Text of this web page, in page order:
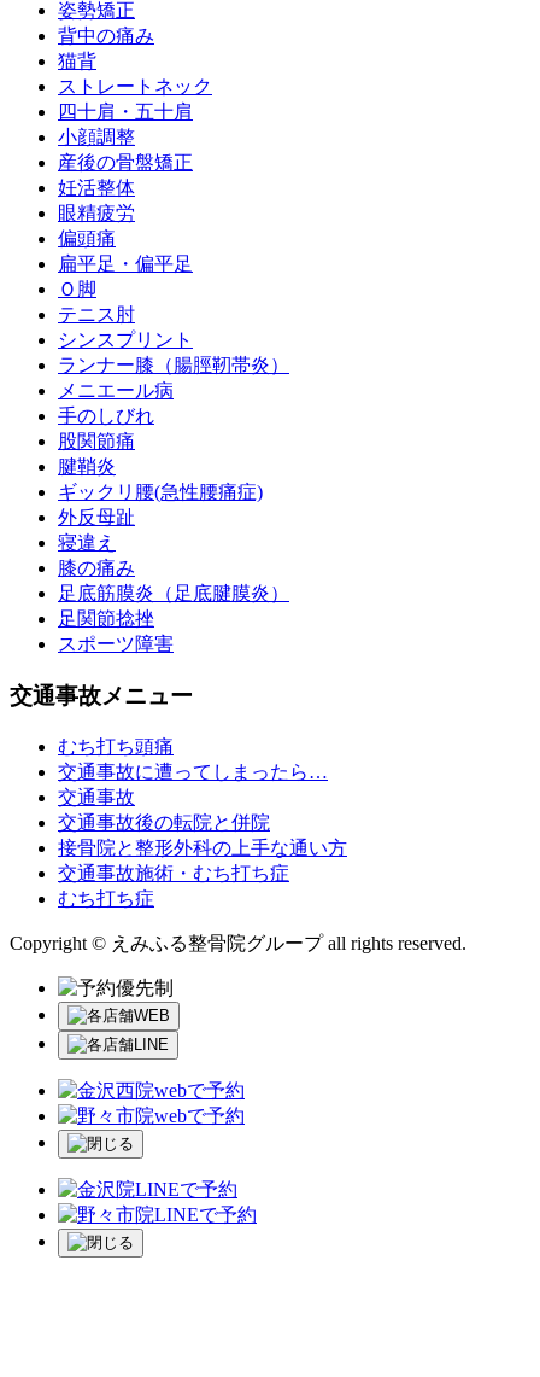
姿勢矯正
背中の痛み
猫背
ストレートネック
四十肩・五十肩
小顔調整
産後の骨盤矯正
妊活整体
眼精疲労
偏頭痛
扁平足・偏平足
Ｏ脚
テニス肘
シンスプリント
ランナー膝（腸脛靭帯炎）
メニエール病
手のしびれ
股関節痛
腱鞘炎
ギックリ腰(急性腰痛症)
外反母趾
寝違え
膝の痛み
足底筋膜炎（足底腱膜炎）
足関節捻挫
スポーツ障害
交通事故メニュー
むち打ち頭痛
交通事故に遭ってしまったら…
交通事故
交通事故後の転院と併院
接骨院と整形外科の上手な通い方
交通事故施術・むち打ち症
むち打ち症
Copyright © えみふる整骨院グループ all rights reserved.